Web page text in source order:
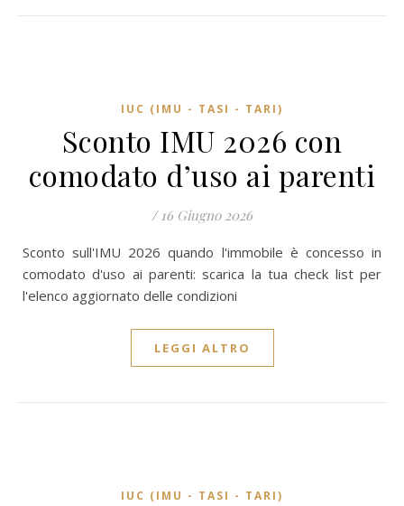
IUC (IMU - TASI - TARI)
Sconto IMU 2026 con
comodato d’uso ai parenti
/ 16 Giugno 2026
Sconto sull'IMU 2026 quando l'immobile è concesso in
comodato d'uso ai parenti: scarica la tua check list per
l'elenco aggiornato delle condizioni
LEGGI ALTRO
IUC (IMU - TASI - TARI)